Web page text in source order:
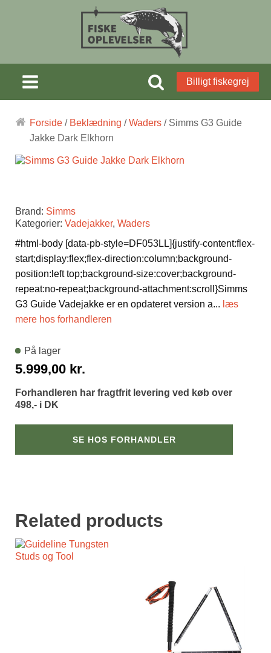
Billigt fiskegrej
Forside / Beklædning /Waders / Simms G3 Guide
Jakke Dark Elkhorn
Brand: Simms
Kategorier: Vadejakker, Waders
#html-body [data-pb-style=DF053LL]{justify-content:flex-
start;display:flex;flex-direction:column;background-
position:left top;background-size:cover;background-
repeat:no-repeat;background-attachment:scroll}Simms
G3 Guide Vadejakke er en opdateret version a... læs
mere hos forhandleren
5.999,00 kr.
På lager
Forhandleren har fragtfrit levering ved køb over
498,- i DK
SE HOS FORHANDLER
Related products